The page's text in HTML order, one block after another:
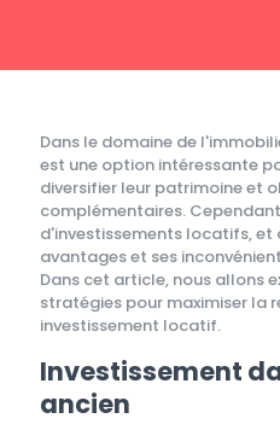
Dans le domaine de
est une option intéressante
diversifier leur patrimoine et
complémentaires.
d'investissements locatifs, et
avantages et ses
Dans cet article, nous allons
stratégies pour maximiser la
investissement locatif.
Investissement
ancien